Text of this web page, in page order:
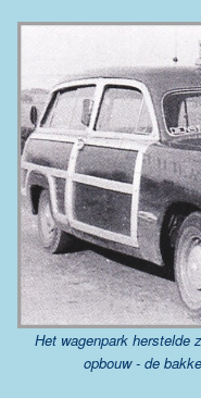
Het wagenpark herstelde
opbouw - de